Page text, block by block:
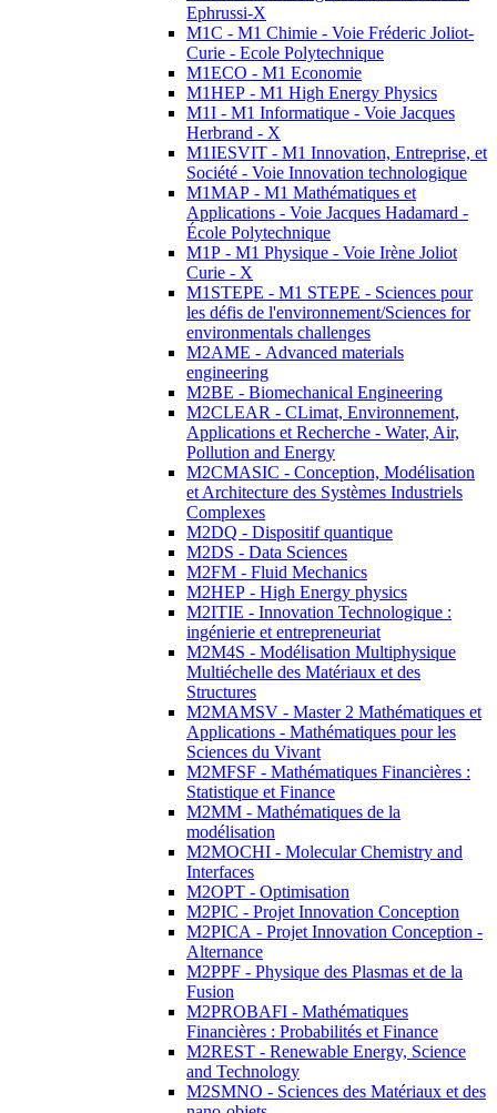
Ephrussi-X
M1C - M1 Chimie - Voie Fréderic Joliot-
Curie - Ecole Polytechnique
M1ECO - M1 Economie
M1HEP - M1 High Energy Physics
M1I - M1 Informatique - Voie Jacques
Herbrand - X
M1IESVIT - M1 Innovation, Entreprise, et
Société - Voie Innovation technologique
M1MAP - M1 Mathématiques et
Applications - Voie Jacques Hadamard -
École Polytechnique
M1P - M1 Physique - Voie Irène Joliot
Curie - X
M1STEPE - M1 STEPE - Sciences pour
les défis de l'environnement/Sciences for
environmentals challenges
M2AME - Advanced materials
engineering
M2BE - Biomechanical Engineering
M2CLEAR - CLimat, Environnement,
Applications et Recherche - Water, Air,
Pollution and Energy
M2CMASIC - Conception, Modélisation
et Architecture des Systèmes Industriels
Complexes
M2DQ - Dispositif quantique
M2DS - Data Sciences
M2FM - Fluid Mechanics
M2HEP - High Energy physics
M2ITIE - Innovation Technologique :
ingénierie et entrepreneuriat
M2M4S - Modélisation Multiphysique
Multiéchelle des Matériaux et des
Structures
M2MAMSV - Master 2 Mathématiques et
Applications - Mathématiques pour les
Sciences du Vivant
M2MFSF - Mathématiques Financières :
Statistique et Finance
M2MM - Mathématiques de la
modélisation
M2MOCHI - Molecular Chemistry and
Interfaces
M2OPT - Optimisation
M2PIC - Projet Innovation Conception
M2PICA - Projet Innovation Conception -
Alternance
M2PPF - Physique des Plasmas et de la
Fusion
M2PROBAFI - Mathématiques
Financières : Probabilités et Finance
M2REST - Renewable Energy, Science
and Technology
M2SMNO - Sciences des Matériaux et des